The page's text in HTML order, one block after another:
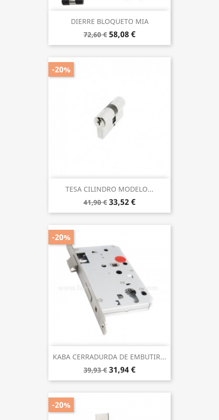
DIERRE BLOQUETO MIA
72,60 € 58,08 €
TESA CILINDRO MODELO...
41,90 € 33,52 €
-20%
KABA CERRADURDA DE EMBUTIR...
39,93 € 31,94 €
-20%
-20%